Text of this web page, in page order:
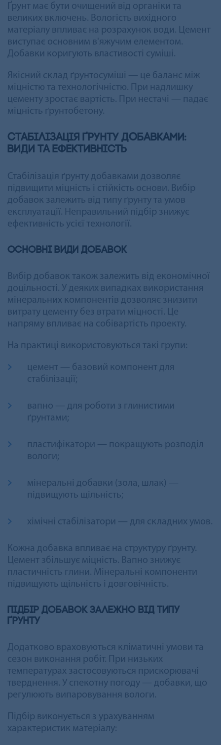
Ґрунт має бути очищений від органіки та
великих включень. Вологість вихідного
матеріалу впливає на розрахунок води. Цемент
виступає основним в'яжучим елементом.
Добавки коригують властивості суміші.
Якісний склад ґрунтосуміші — це баланс між
міцністю та технологічністю. При надлишку
цементу зростає вартість. При нестачі — падає
міцність ґрунтобетону.
Стабілізація ґрунту добавками:
види та ефективність
Стабілізація ґрунту добавками дозволяє
підвищити міцність і стійкість основи. Вибір
добавок залежить від типу ґрунту та умов
експлуатації. Неправильний підбір знижує
ефективність усієї технології.
Основні види добавок
Вибір добавок також залежить від економічної
доцільності. У деяких випадках використання
мінеральних компонентів дозволяє знизити
витрату цементу без втрати міцності. Це
напряму впливає на собівартість проекту.
На практиці використовуються такі групи:
цемент — базовий компонент для
стабілізації;
вапно — для роботи з глинистими
ґрунтами;
пластифікатори — покращують розподіл
вологи;
мінеральні добавки (зола, шлак) —
підвищують щільність;
хімічні стабілізатори — для складних умов.
Кожна добавка впливає на структуру ґрунту.
Цемент збільшує міцність. Вапно знижує
пластичність глини. Мінеральні компоненти
підвищують щільність і довговічність.
Підбір добавок залежно від типу
ґрунту
Додатково враховуються кліматичні умови та
сезон виконання робіт. При низьких
температурах застосовуються прискорювачі
тверднення. У спекотну погоду — добавки, що
регулюють випаровування вологи.
Підбір виконується з урахуванням
характеристик матеріалу: